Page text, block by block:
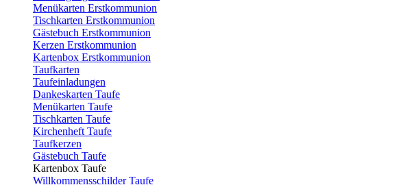
Menükarten Erstkommunion
Tischkarten Erstkommunion
Gästebuch Erstkommunion
Kerzen Erstkommunion
Kartenbox Erstkommunion
Taufkarten
Taufeinladungen
Dankeskarten Taufe
Menükarten Taufe
Tischkarten Taufe
Kirchenheft Taufe
Taufkerzen
Gästebuch Taufe
Kartenbox Taufe
Willkommensschilder Taufe